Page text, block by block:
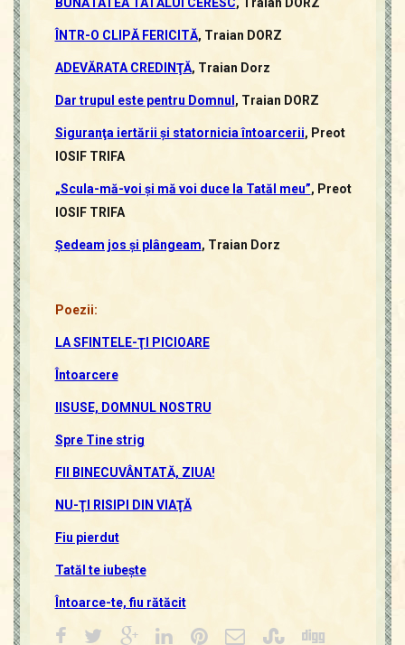
ÎNTR-O CLIPĂ FERICITĂ, Traian DORZ
ADEVĂRATA CREDINŢĂ, Traian Dorz
Dar trupul este pentru Domnul , Traian DORZ
Siguranţa iertării şi statornicia întoarcerii, Preot
IOSIF TRIFA
„Scula-mă-voi şi mă voi duce la Tatăl meu”, Preot
IOSIF TRIFA
Şedeam jos şi plângeam, Traian Dorz
Poezii:
LA SFINTELE-ŢI PICIOARE
Întoarcere
IISUSE, DOMNUL NOSTRU
Spre Tine strig
FII BINECUVÂNTATĂ, ZIUA!
NU-ŢI RISIPI DIN VIAŢĂ
Fiu pierdut
Tatăl te iubeşte
Întoarce-te, fiu rătăcit